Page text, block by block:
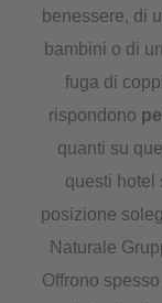
benessere, di
bambini o di
fuga di
rispondono
quanti su
questi hotel
posizione
Naturale
Offrono